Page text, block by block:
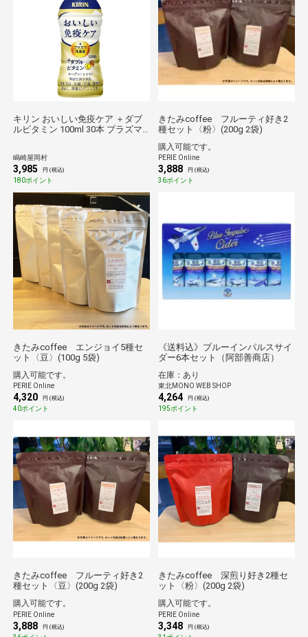
キリン おいしい免疫ケア ＋ダブ
ルビタミン 100ml 30本 プラズマ
ーグルト ビタミンC ビタミンB6
嶋崎屋岡村
3,985 円 (税込)
180ポイント
きたみcoffee フルーティ好き2
種セット〈粉〉(200g 2袋)
購入可能です。
PERIE Online
3,888 円 (税込)
36ポイント
きたみcoffee エンジョイ5種セ
ット〈豆〉(100g 5袋)
購入可能です。
PERIE Online
4,320 円 (税込)
40ポイント
《送料込》ブルーインパルスサイ
ダー6本セット（阿部善商店）
在庫：あり
東北MONO WEB SHOP
4,264 円 (税込)
195ポイント
きたみcoffee フルーティ好き2
種セット〈豆〉(200g 2袋)
購入可能です。
PERIE Online
3,888 円 (税込)
きたみcoffee 深煎り好き2種セ
ット〈粉〉(200g 2袋)
購入可能です。
PERIE Online
3,348 円 (税込)